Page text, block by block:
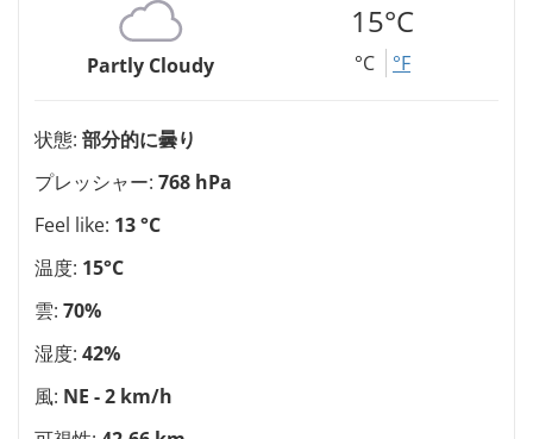
Partly Cloudy
15°C
°C °F
状態: 部分的に曇り
プレッシャー: 768 hPa
Feel like: 13 °C
温度: 15°C
雲: 70%
湿度: 42%
風: NE - 2 km/h